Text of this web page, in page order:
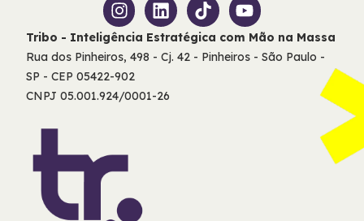
Tribo - Inteligência Estratégica com Mão na Massa
Rua dos Pinheiros, 498 - Cj. 42 - Pinheiros - São Paulo -
SP - CEP 05422-902
CNPJ 05.001.924/0001-26